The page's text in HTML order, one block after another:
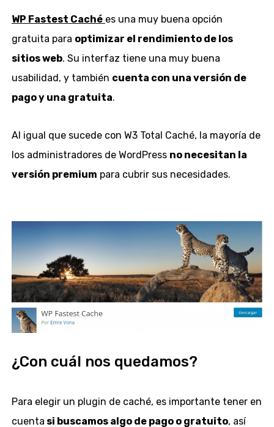
WP Fastest Caché es una muy buena opción
gratuita para optimizar el rendimiento de los
sitios web. Su interfaz tiene una muy buena
usabilidad, y también cuenta con una versión de
pago y una gratuita.
Al igual que sucede con W3 Total Caché, la mayoría de
los administradores de WordPress no necesitan la
versión premium para cubrir sus necesidades.
¿Con cuál nos quedamos?
Para elegir un plugin de caché, es importante tener en
cuenta si buscamos algo de pago o gratuito, así